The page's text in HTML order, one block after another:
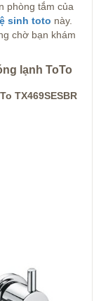
phòng tắm của
sinh toto này.
chờ bạn khám
lạnh ToTo
TX469SESBR